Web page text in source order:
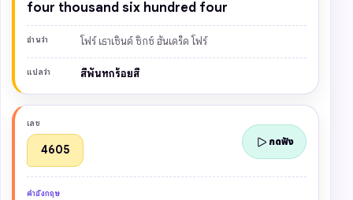
four thousand six hundred four
อ่านว่า โฟร์ เธาเซินด์ ซิกซ์ ฮันเดร็ด โฟร์
แปลว่า สี่พันหกร้อยสี่
เลข
4605
คำอังกฤษ
กดฟัง